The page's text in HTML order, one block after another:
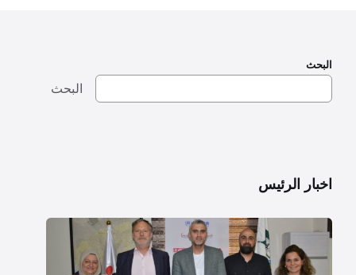
البحث
البحث
اخبار الرئيس